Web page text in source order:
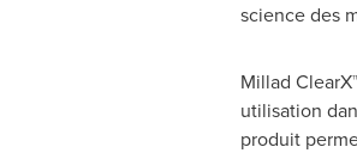
science des
Millad
utilisation
produit